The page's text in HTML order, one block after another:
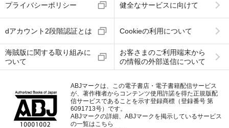
プライバシーポリシー 健全なサービスに向けて
dアカウント2段階認証とは Cookieの利用について
海賊版に関する取り組みに
ついて
お客さまのご利用端末から
の情報の外部送信について
ABJマークは、この電子書店・電子書籍配信サービス
が、著作権者からコンテンツ使用許諾を得た正規版配
信サービスであることを示す登録商標（登録番号 第
6091713号）です。
ABJマークの詳細、ABJマークを掲示しているサービス
の一覧はこちら